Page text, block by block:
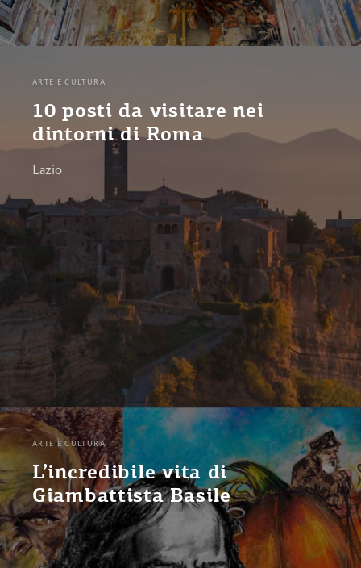
ARTE E CULTURA
10 posti da visitare nei
dintorni di Roma
Lazio
ARTE E CULTURA
L’incredibile vita di
Giambattista Basile